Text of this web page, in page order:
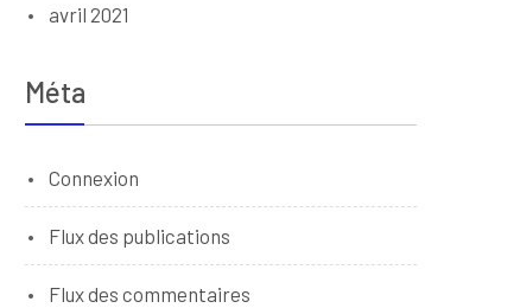
avril 2021
Méta
Connexion
Flux des publications
Flux des commentaires